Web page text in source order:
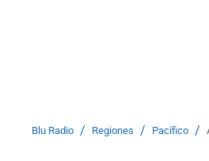
Blu Radio / Regiones / Pacífico /